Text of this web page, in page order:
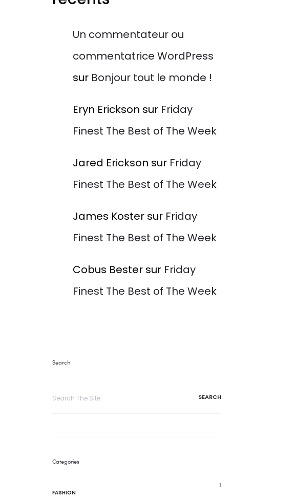
Un commentateur ou
commentatrice WordPress
sur Bonjour tout le monde !
Eryn Erickson sur Friday
Finest The Best of The Week
Jared Erickson sur Friday
Finest The Best of The Week
James Koster sur Friday
Finest The Best of The Week
Cobus Bester sur Friday
Finest The Best of The Week
Search
Categories
FASHION
1